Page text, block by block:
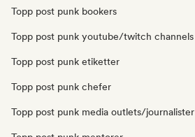
Topp post punk bookers
Topp post punk youtube/twitch channels
Topp post punk etiketter
Topp post punk chefer
Topp post punk media outlets/journalister